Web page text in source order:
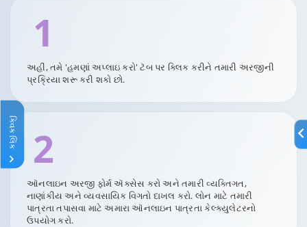
1
અહીં, તમે 'હમણાં અપ્લાઇ કરો' ટૅબ પર ક્લિક કરીને તમારી અરજીની
પ્રક્રિયા શરૂ કરી શકો છો.
2
ઑનલાઇન અરજી ફોર્મ ઍક્સેસ કરો અને તમારી વ્યક્તિગત,
નાણાંકીય અને વ્યવસાયિક વિગતો દાખલ કરો. લોન માટે તમારી
પાત્રતા તપાસવા માટે અમારા ઑનલાઇન પાત્રતા કેલ્ક્યુલેટરનો
ઉપયોગ કરો.
ક્વિક લિંક